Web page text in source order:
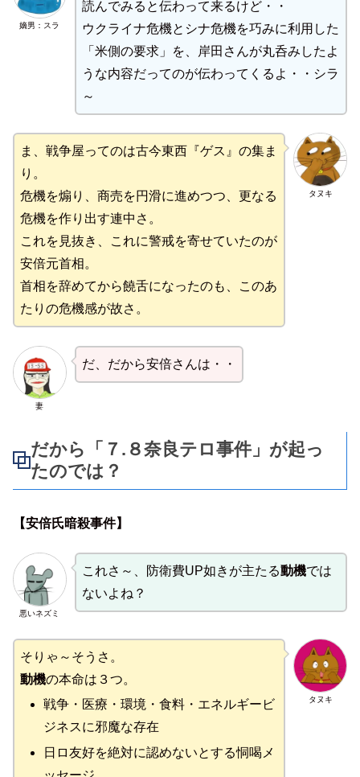
嫡男：スラ
読んでみると伝わって来るけど・・
ウクライナ危機とシナ危機を巧みに利用した
「米側の要求」を、岸田さんが丸呑みしたよ
うな内容だってのが伝わってくるよ・・シラ
～
タヌキ
ま、戦争屋ってのは古今東西『ゲス』の集ま
り。
危機を煽り、商売を円滑に進めつつ、更なる
危機を作り出す連中さ。
これを見抜き、これに警戒を寄せていたのが
安倍元首相。
首相を辞めてから饒舌になったのも、このあ
たりの危機感が故さ。
妻
だ、だから安倍さんは・・
だから「７.８奈良テロ事件」が起っ
たのでは？
【安倍氏暗殺事件】
悪いネズミ
これさ～、防衛費UP如きが主たる動機では
ないよね？
タヌキ
そりゃ～そうさ。
動機の本命は３つ。
戦争・医療・環境・食料・エネルギービ
ジネスに邪魔な存在
日ロ友好を絶対に認めないとする恫喝メ